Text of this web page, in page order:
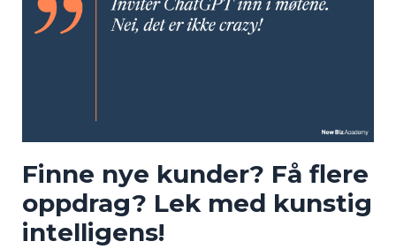
Finne nye kunder? Få flere
oppdrag? Lek med kunstig
intelligens!